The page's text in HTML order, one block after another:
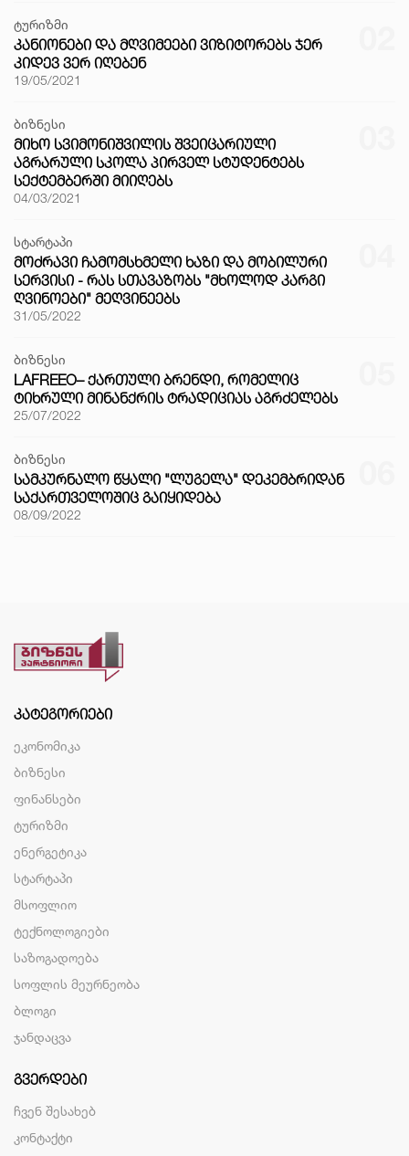
ტურიზმი
ᲙᲐᲜᲘᲝᲜᲔᲑᲘ ᲓᲐ ᲛᲦᲕᲘᲛᲔᲔᲑᲘ ᲕᲘᲖᲘᲢᲝᲠᲔᲑᲡ ᲯᲔᲠ
ᲙᲘᲓᲔᲕ ᲕᲔᲠ ᲘᲦᲔᲑᲔᲜ
19/05/2021
ბიზნესი
ᲛᲘᲮᲝ ᲡᲕᲘᲛᲝᲜᲘᲨᲕᲘᲚᲘᲡ ᲨᲕᲔᲘᲪᲐᲠᲘᲣᲚᲘ
ᲐᲒᲠᲐᲠᲣᲚᲘ ᲡᲙᲝᲚᲐ ᲞᲘᲠᲕᲔᲚ ᲡᲢᲣᲓᲔᲜᲢᲔᲑᲡ
ᲡᲔᲥᲢᲔᲛᲑᲔᲠᲨᲘ ᲛᲘᲘᲦᲔᲑᲡ
04/03/2021
სტარტაპი
ᲛᲝᲫᲠᲐᲕᲘ ᲩᲐᲛᲝᲛᲡᲮᲛᲔᲚᲘ ᲮᲐᲖᲘ ᲓᲐ ᲛᲝᲑᲘᲚᲣᲠᲘ
ᲡᲔᲠᲕᲘᲡᲘ - ᲠᲐᲡ ᲡᲗᲐᲕᲐᲖᲝᲑᲡ "ᲛᲮᲝᲚᲝᲓ ᲙᲐᲠᲒᲘ
ᲦᲕᲘᲜᲝᲔᲑᲘ" ᲛᲔᲦᲕᲘᲜᲔᲔᲑᲡ
31/05/2022
ბიზნესი
LAFREEO– ᲥᲐᲠᲗᲣᲚᲘ ᲑᲠᲔᲜᲓᲘ, ᲠᲝᲛᲔᲚᲘᲪ
ᲢᲘᲮᲠᲣᲚᲘ ᲛᲘᲜᲐᲜᲥᲠᲘᲡ ᲢᲠᲐᲓᲘᲪᲘᲐᲡ ᲐᲒᲠᲫᲔᲚᲔᲑᲡ
25/07/2022
ბიზნესი
ᲡᲐᲛᲙᲣᲠᲜᲐᲚᲝ ᲬᲧᲐᲚᲘ "ᲚᲣᲒᲔᲚᲐ" ᲓᲔᲙᲔᲛᲑᲠᲘᲓᲐᲜ
ᲡᲐᲥᲐᲠᲗᲕᲔᲚᲝᲨᲘᲪ ᲒᲐᲘᲧᲘᲓᲔᲑᲐ
08/09/2022
ᲙᲐᲢᲔᲒᲝᲠᲘᲔᲑᲘ
ეკონომიკა
ბიზნესი
ფინანსები
ტურიზმი
ენერგეტიკა
სტარტაპი
მსოფლიო
ტექნოლოგიები
საზოგადოება
სოფლის მეურნეობა
ბლოგი
ჯანდაცვა
ᲒᲕᲔᲠᲓᲔᲑᲘ
ჩვენ შესახებ
კონტაქტი